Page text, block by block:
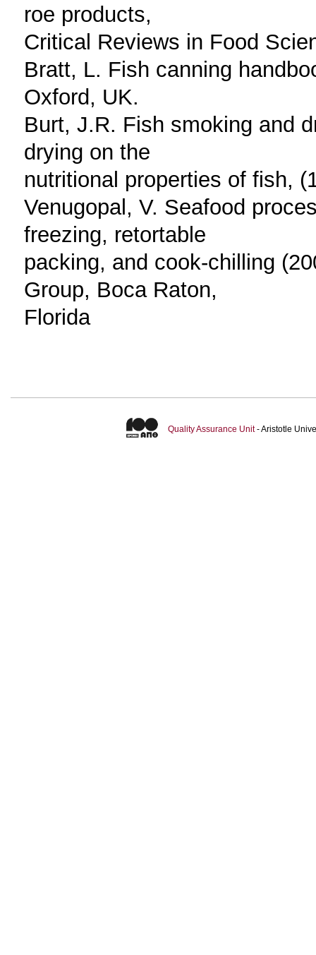
roe products,
Critical Reviews in Food
Bratt, L. Fish canning
Oxford, UK.
Burt, J.R. Fish smoking and
drying on the
nutritional properties of fish,
Venugopal, V. Seafood
freezing, retortable
packing, and cook-chilling
Group, Boca Raton,
Florida
Quality Assurance Unit- Aristotle